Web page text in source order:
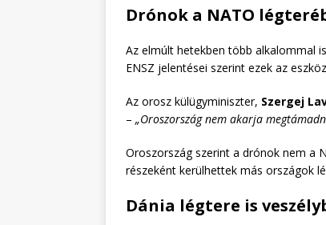
Drónok a NATO
Az elmúlt hetekben több alkalommal is
ENSZ jelentései szerint ezek az
Az orosz külügyminiszter, Szergej
– „Oroszország nem akarja
Oroszország szerint a drónok nem a
részeként kerülhettek más országok
Dánia légtere is